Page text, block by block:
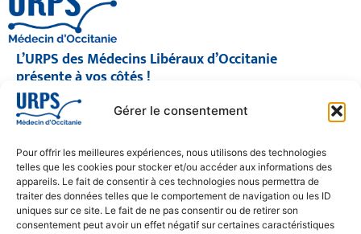
Gérer le consentement
Pour offrir les meilleures expériences, nous utilisons des technologies
telles que les cookies pour stocker et/ou accéder aux informations des
appareils. Le fait de consentir à ces technologies nous permettra de
traiter des données telles que le comportement de navigation ou les ID
uniques sur ce site. Le fait de ne pas consentir ou de retirer son
consentement peut avoir un effet négatif sur certaines caractéristiques
L’URPS des Médecins Libéraux d’Occitanie
présente à vos côtés !
© 2026 URPS médecin d'Occitanie
Siège social : 1300 Avenue Albert Einstein, 34000 Montpellier
05 61 15 80 90
Accueil : Lundi au Vendredi | 08h30 – 17h30
CONTACT
MENTIONS LÉGALES